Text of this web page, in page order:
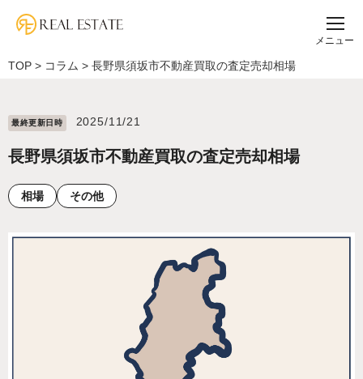
メニュー
TOP > コラム > 長野県須坂市不動産買取の査定売却相場
最終更新⽇時 2025/11/21
長野県須坂市不動産買取の査定売却相場
相場 その他